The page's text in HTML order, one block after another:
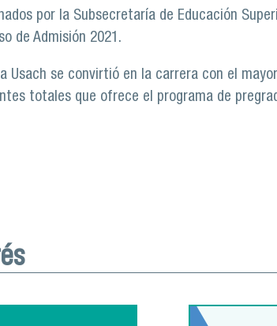
por la Subsecretaría de Educación
de Admisión 2021.
Usach se convirtió en la carrera con el
totales que ofrece el programa de
Usach lideró índice de postulaciones en